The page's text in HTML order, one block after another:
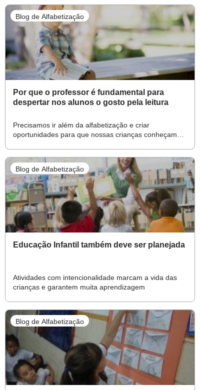
Blog de Alfabetização
Por que o professor é fundamental para
despertar nos alunos o gosto pela leitura
Precisamos ir além da alfabetização e criar
oportunidades para que nossas crianças conheçam
Blog de Alfabetização
Educação Infantil também deve ser planejada
Atividades com intencionalidade marcam a vida das
crianças e garantem muita aprendizagem
Blog de Alfabetização